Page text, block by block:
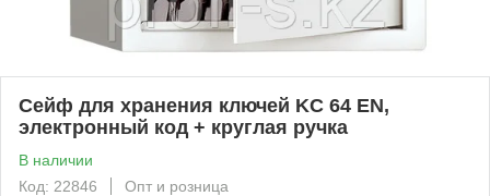
Сейф для хранения ключей KC 64 EN,
электронный код + круглая ручка
В наличии
Код: 22846
Опт и розница